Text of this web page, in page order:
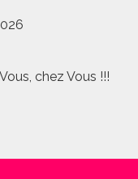
chez Vous !!!